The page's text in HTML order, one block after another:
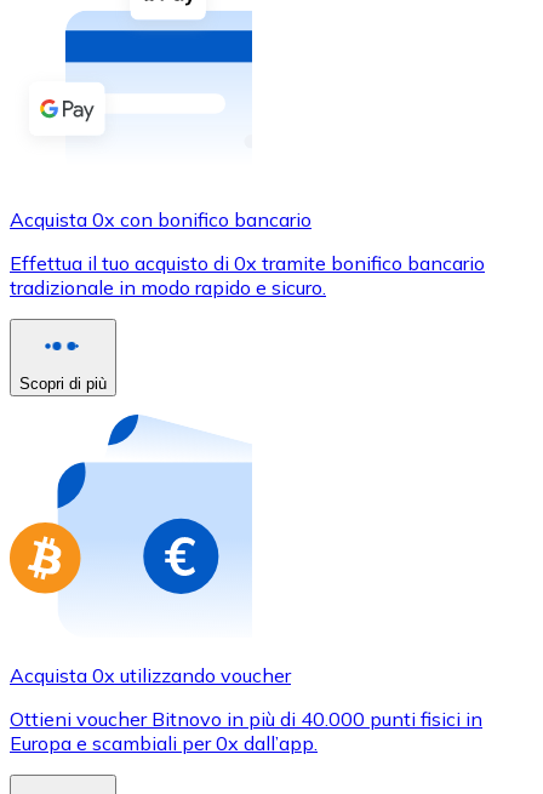
Acquista criptovalute in contanti e altri mezzi di
Acquista con contanti
Bonifico SEPA
Usa le carte Visa e Mastercard per acquistare
Acquista con carta
Acquista gift card dei tuoi marchi preferiti con
Vai al negozio di carte regalo
Acquista 0x con bonifico bancario
Effettua il tuo acquisto di 0x tramite bonifico bancario
tradizionale in modo rapido e sicuro.
Scopri di più
Acquista 0x utilizzando voucher
Ottieni voucher Bitnovo in più di 40.000 punti fisici in
Europa e scambiali per 0x dall’app.